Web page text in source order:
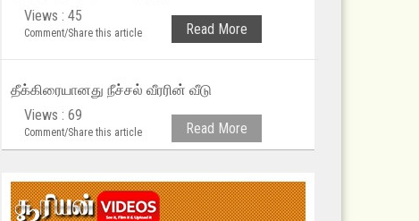
Views : 45
Comment/Share this article Read More
தீக்கிரையானது நீச்சல் வீரரின் வீடு
Views : 69
Comment/Share this article Read More